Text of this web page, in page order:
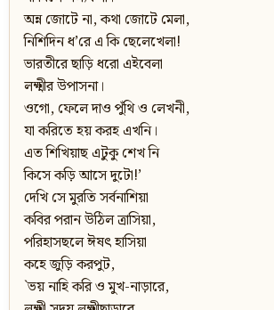
অন্ন জোটে না, কথা জোটে মেলা,
নিশিদিন ধ’রে এ কি ছেলেখেলা!
ভারতীরে ছাড়ি ধরো এইবেলা
লক্ষ্মীর উপাসনা।
ওগো, ফেলে দাও পুঁথি ও লেখনী,
যা করিতে হয় করহ এখনি।
এত শিখিয়াছ এটুকু শেখ নি
কিসে কড়ি আসে দুটো!’
দেখি সে মুরতি সর্বনাশিয়া
কবির পরান উঠিল ত্রাসিয়া,
পরিহাসছলে ঈষত্‍‌ হাসিয়া
কহে জুড়ি করপুট,
`ভয় নাহি করি ও মুখ-নাড়ারে,